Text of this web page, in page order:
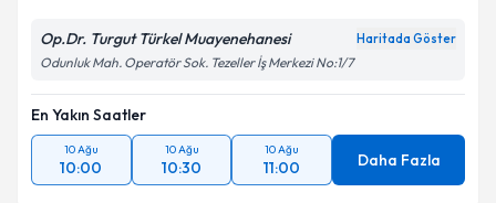
Op.Dr. Turgut Türkel Muayenehanesi Haritada Göster
Odunluk Mah. Operatör Sok. Tezeller İş Merkezi No:1/7
En Yakın Saatler
10 Ağu
10:00
10 Ağu
10:30
10 Ağu
11:00 Daha Fazla